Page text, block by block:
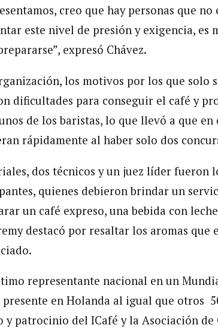
creo que hay personas que no
este nivel de presión y exigencia, es
expresó Chávez.
los motivos por los que solo
dificultades para conseguir el café y
de los baristas, lo que llevó a que en
rápidamente al haber solo dos
dos técnicos y un juez líder fueron
quienes debieron brindar un
un café expreso, una bebida con
destacó por resaltar los aromas que
representante nacional en un
presente en Holanda al igual que otros
y patrocinio del ICafé y la Asociación de